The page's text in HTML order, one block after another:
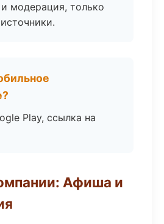
модерация, только
Play, ссылка на
Афиша и